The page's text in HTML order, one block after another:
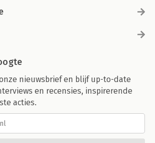
nieuwsbrief en blijf up-to-date
en recensies, inspirerende
acties.